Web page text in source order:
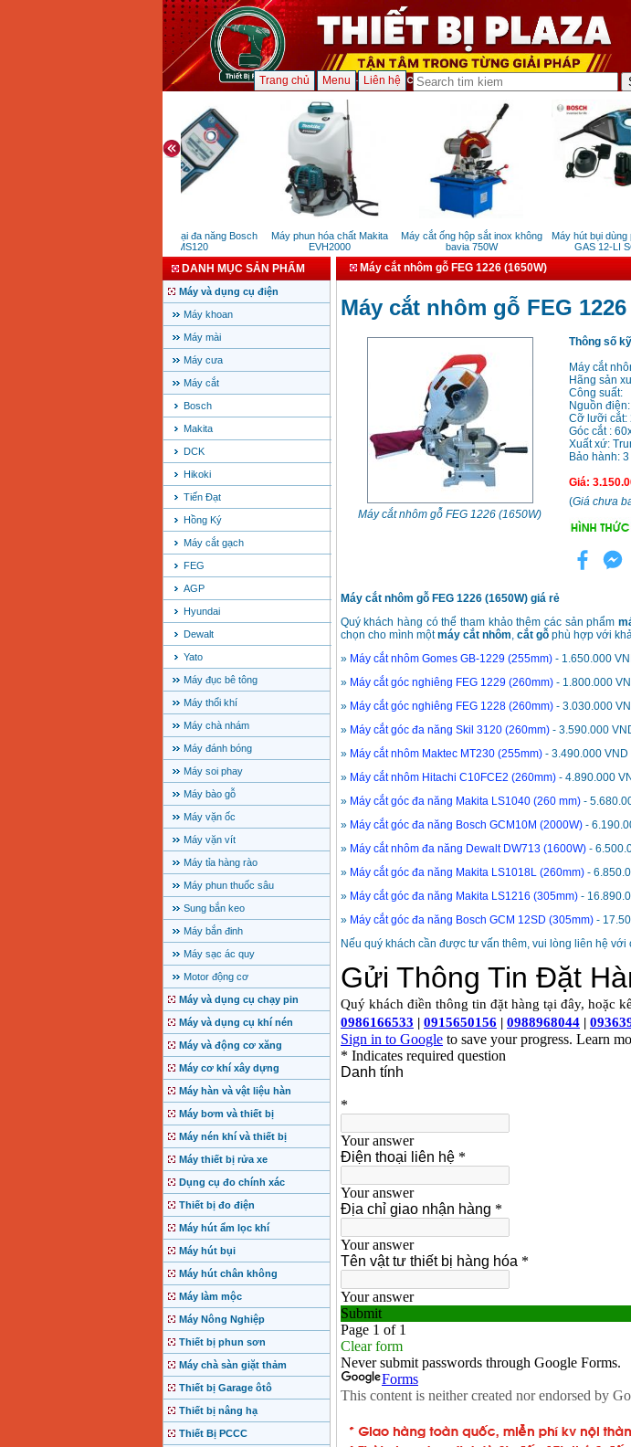
Trang chủ Menu Liên hệ
Máy dò kim loại đa năng Bosch
GMS120
Máy phun hóa chất Makita
EVH2000
Máy cắt ống hộp sắt inox không
bavia 750W
Máy hút bụi dùng
GAS 12-LI
DANH MỤC SẢN PHẨM
Máy và dụng cụ điện
Máy khoan
Máy mài
Máy cưa
Máy cắt
Bosch
Makita
DCK
Hikoki
Tiến Đạt
Hồng Ký
Máy cắt gạch
FEG
AGP
Hyundai
Dewalt
Yato
Máy đục bê tông
Máy thổi khí
Máy chà nhám
Máy đánh bóng
Máy soi phay
Máy bào gỗ
Máy vặn ốc
Máy vặn vít
Máy tỉa hàng rào
Máy phun thuốc sâu
Sung bắn keo
Máy bắn đinh
Máy sạc ác quy
Motor động cơ
Máy và dụng cụ chạy pin
Máy và dụng cụ khí nén
Máy và động cơ xăng
Máy cơ khí xây dựng
Máy hàn và vật liệu hàn
Máy bơm và thiết bị
Máy nén khí và thiết bị
Máy thiết bị rửa xe
Dụng cụ đo chính xác
Thiết bị đo điện
Máy hút ẩm lọc khí
Máy hút bụi
Máy hút chân không
Máy làm mộc
Máy Nông Nghiệp
Thiết bị phun sơn
Máy chà sàn giặt thảm
Thiết bị Garage ôtô
Thiết bị nâng hạ
Thiết Bị PCCC
Máy cắt nhôm gỗ FEG 1226 (1650W)
Máy cắt nhôm gỗ FEG 1226
Máy cắt nhôm gỗ FEG 1226 (1650W)
Thông số
Máy cắt
Hãng sản
Công
Nguồn
Cỡ lưỡi cắt:
Góc cắt :
Xuất xứ:
Bảo hành:
Giá:
(Giá chưa
Máy cắt nhôm gỗ FEG 1226 (1650W) giá rẻ
Quý khách hàng có thể tham khảo thêm các sản phẩm
chọn cho mình mộtmáy cắt nhôm, cắt gỗphù hợp với
» Máy cắt nhôm Gomes GB-1229 (255mm)- 1.650.000
» Máy cắt góc nghiêng FEG 1229 (260mm)- 1.800.000
» Máy cắt góc nghiêng FEG 1228 (260mm)- 3.030.000
» Máy cắt góc đa năng Skil 3120 (260mm)- 3.590.000
» Máy cắt nhôm Maktec MT230 (255mm)- 3.490.000 VND
» Máy cắt nhôm Hitachi C10FCE2 (260mm)- 4.890.000
» Máy cắt góc đa năng Makita LS1040 (260 mm)-
» Máy cắt góc đa năng Bosch GCM10M (2000W)-
» Máy cắt nhôm đa năng Dewalt DW713 (1600W)-
» Máy cắt góc đa năng Makita LS1018L (260mm)-
» Máy cắt góc đa năng Makita LS1216 (305mm)-
» Máy cắt góc đa năng Bosch GCM 12SD (305mm)-
Nếu quý khách cần được tư vấn thêm, vui lòng liên hệ với